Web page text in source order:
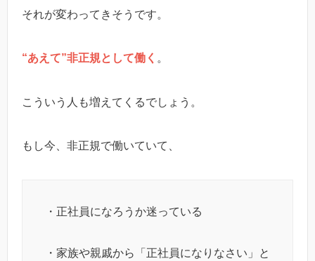
それが変わってきそうです。
“あえて”非正規として働く 。
こういう人も増えてくるでしょう。
もし今、非正規で働いていて、
・正社員になろうか迷っている
・家族や親戚から「正社員になりなさい」と